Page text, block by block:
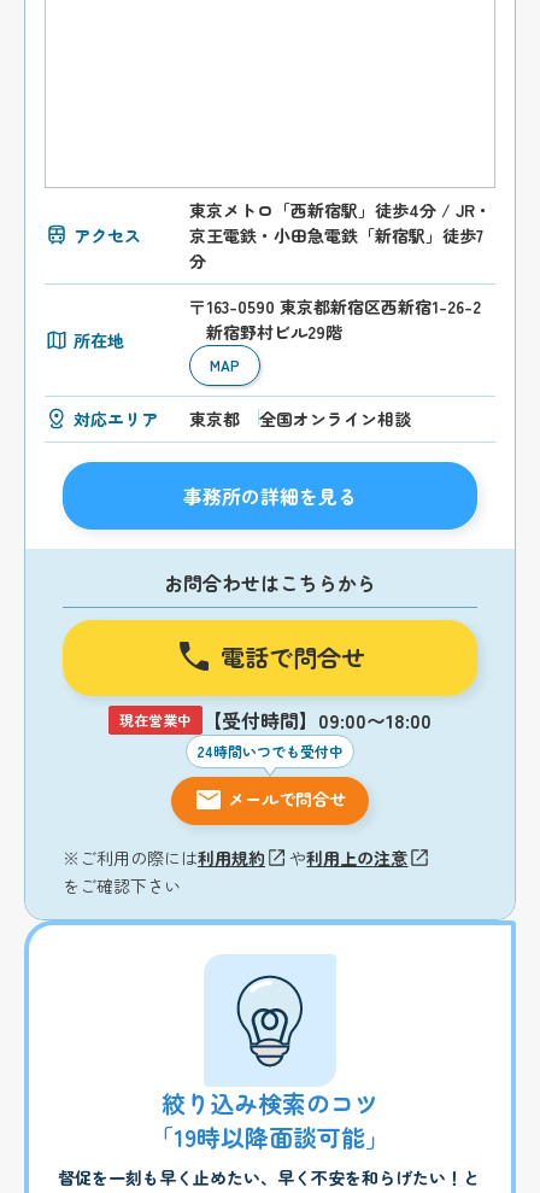
アクセス
東京メトロ「西新宿駅」徒歩4分 / JR・
京王電鉄・小田急電鉄「新宿駅」徒歩7
分
所在地
〒163-0590 東京都新宿区西新宿1-26-2
新宿野村ビル29階
MAP
対応エリア 東京都 全国オンライン相談
事務所の詳細を見る
お問合わせはこちらから
電話で問合せ
現在営業中 【受付時間】09:00〜18:00
24時間いつでも受付中
メールで問合せ
※ご利用の際には利用規約 や利用上の注意
をご確認下さい
絞り込み検索のコツ
「19時以降面談可能」
督促を一刻も早く止めたい、早く不安を和らげたい！と